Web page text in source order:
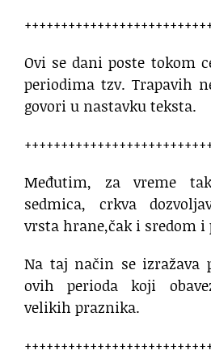
Ovi se dani poste tokom
periodima tzv. Trapavih
govori u nastavku teksta.
Međutim, za vreme
sedmica, crkva
vrsta hrane,čak i sredom i
Na taj način se izražava
ovih perioda koji
velikih praznika.